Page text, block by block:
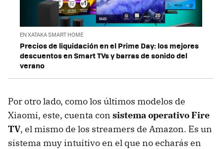
EN XATAKA SMART HOME
Precios de liquidación en el Prime Day: los mejores
descuentos en Smart TVs y barras de sonido del
verano
Por otro lado, como los últimos modelos de
Xiaomi, este, cuenta con sistema operativo Fire
TV, el mismo de los streamers de Amazon. Es un
sistema muy intuitivo en el que no echarás en